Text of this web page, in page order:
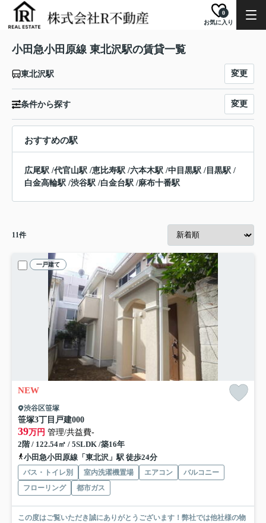
お気に入り
0
小田急小田原線 東北沢駅の賃貸一覧
東北沢駅 変更
条件から探す 変更
おすすめの駅
広尾駅 /代官山駅 /恵比寿駅 /六本木駅 /中目黒駅 / 目黒駅 /
白金高輪駅 /渋谷駅 /白金台駅 /麻布十番駅
11件
一戸建て
NEW
渋谷区笹塚
笹塚3丁目戸建000
39万円 管理/共益費-
2階 / 122.54㎡ / 5SLDK /築16年
小田急小田原線「東北沢」駅 徒歩24分
バス・トイレ別 室内洗濯機置場 エアコン
バルコニー
フローリング
都市ガス
この度はご覧いただき誠にありがとうございます！弊社では他社様の物